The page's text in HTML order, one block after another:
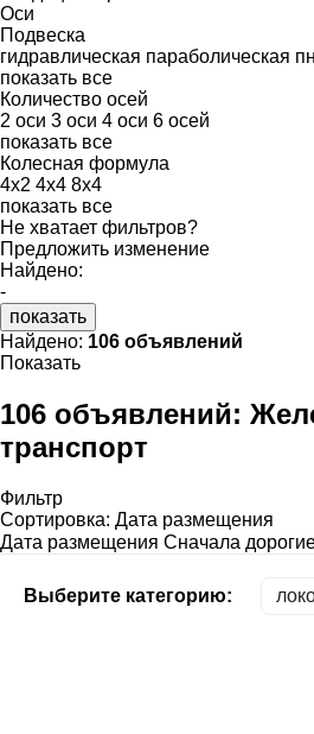
Оси
Подвеска
гидравлическая параболическая
показать все
Количество осей
2 оси 3 оси 4 оси 6 осей
показать все
Колесная формула
4x2 4x4 8x4
показать все
Не хватает фильтров?
Предложить изменение
Найдено:
-
показать
Найдено: 106 объявлений
Показать
106 объявлений:
транспорт
Фильтр
Сортировка: Дата размещения
Дата размещения Сначала
Выберите категорию: